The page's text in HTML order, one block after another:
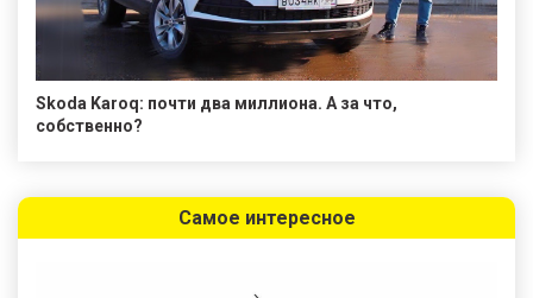
Skoda Karoq: почти два миллиона. А за что,
собственно?
Самое интересное